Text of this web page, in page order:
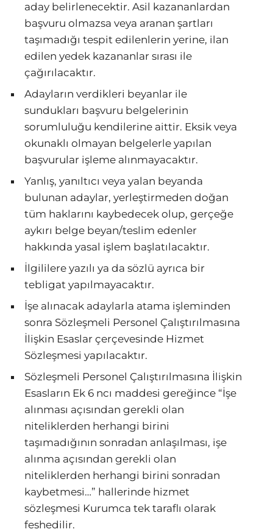
aday belirlenecektir. Asil kazananlardan
başvuru olmazsa veya aranan şartları
taşımadığı tespit edilenlerin yerine, ilan
edilen yedek kazananlar sırası ile
çağırılacaktır.
Adayların verdikleri beyanlar ile
sundukları başvuru belgelerinin
sorumluluğu kendilerine aittir. Eksik veya
okunaklı olmayan belgelerle yapılan
başvurular işleme alınmayacaktır.
Yanlış, yanıltıcı veya yalan beyanda
bulunan adaylar, yerleştirmeden doğan
tüm haklarını kaybedecek olup, gerçeğe
aykırı belge beyan/teslim edenler
hakkında yasal işlem başlatılacaktır.
İlgililere yazılı ya da sözlü ayrıca bir
tebligat yapılmayacaktır.
İşe alınacak adaylarla atama işleminden
sonra Sözleşmeli Personel Çalıştırılmasına
İlişkin Esaslar çerçevesinde Hizmet
Sözleşmesi yapılacaktır.
Sözleşmeli Personel Çalıştırılmasına İlişkin
Esasların Ek 6 ncı maddesi gereğince “İşe
alınması açısından gerekli olan
niteliklerden herhangi birini
taşımadığının sonradan anlaşılması, işe
alınma açısından gerekli olan
niteliklerden herhangi birini sonradan
kaybetmesi…” hallerinde hizmet
sözleşmesi Kurumca tek taraflı olarak
feshedilir.